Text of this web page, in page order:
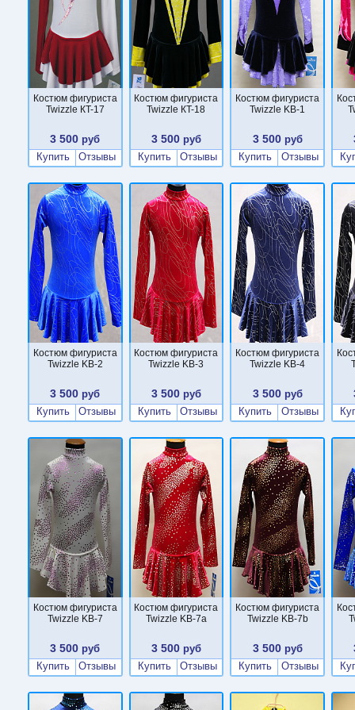
Костюм фигуриста
Twizzle КT-17
3 500 руб
Купить
Отзывы
Костюм фигуриста
Twizzle КT-18
3 500 руб
Купить
Отзывы
Костюм фигуриста
Twizzle KB-1
3 500руб
Купить
Отзывы
Костюм фигуриста
Twizzle KB-2
3 500 руб
Купить
Отзывы
Костюм фигуриста
Twizzle KB-3
3 500 руб
Купить
Отзывы
Костюм фигуриста
Twizzle KB-4
3 500руб
Купить
Отзывы
Костюм фигуриста
Twizzle KB-7
3 500 руб
Купить
Отзывы
Костюм фигуриста
Twizzle KB-7a
3 500 руб
Купить
Отзывы
Костюм фигуриста
Twizzle KB-7b
3 500руб
Купить
Отзывы